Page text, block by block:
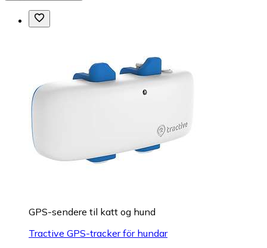
GPS-sendere til katt og hund
Tractive GPS-tracker för hundar